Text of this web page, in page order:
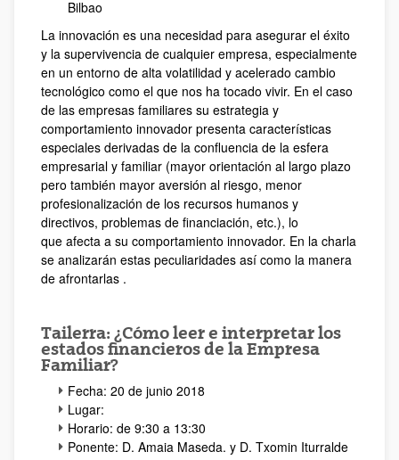
Bilbao
La innovación es una necesidad para asegurar el éxito
y la supervivencia de cualquier empresa, especialmente
en un entorno de alta volatilidad y acelerado cambio
tecnológico como el que nos ha tocado vivir. En el caso
de las empresas familiares su estrategia y
comportamiento innovador presenta características
especiales derivadas de la confluencia de la esfera
empresarial y familiar (mayor orientación al largo plazo
pero también mayor aversión al riesgo, menor
profesionalización de los recursos humanos y
directivos, problemas de financiación, etc.), lo
que afecta a su comportamiento innovador. En la charla
se analizarán estas peculiaridades así como la manera
de afrontarlas .
Tailerra: ¿Cómo leer e interpretar los
estados financieros de la Empresa
Familiar?
Fecha: 20 de junio 2018
Lugar:
Horario: de 9:30 a 13:30
Ponente: D. Amaia Maseda. y D. Txomin Iturralde